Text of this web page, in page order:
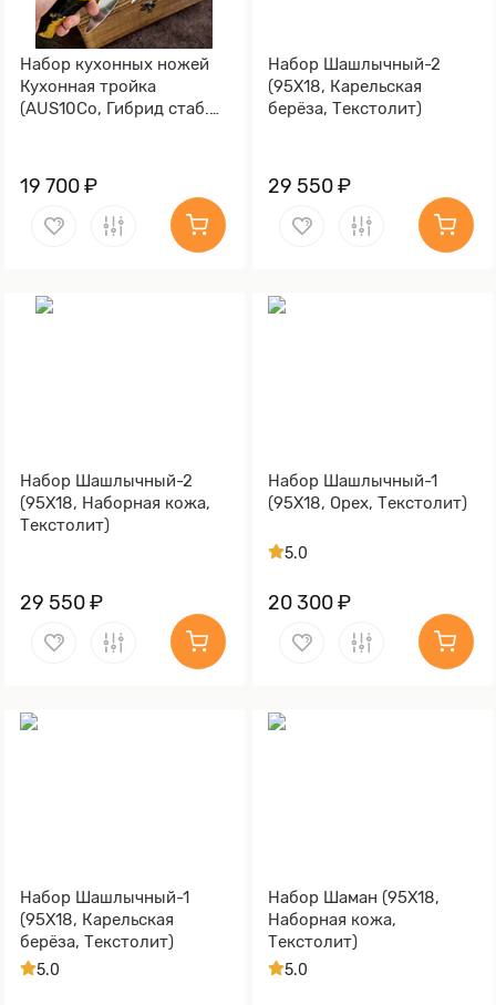
Набор кухонных ножей
Кухонная тройка
(AUS10Co, Гибрид стаб.
19 700 ₽
Набор Шашлычный-2
(95Х18, Карельская
берёза, Текстолит)
29 550 ₽
Набор Шашлычный-2
(95Х18, Наборная кожа,
Текстолит)
29 550 ₽
Набор Шашлычный-1
(95Х18, Орех, Текстолит)
5.0
20 300 ₽
Набор Шашлычный-1
(95Х18, Карельская
берёза, Текстолит)
5.0
Набор Шаман (95Х18,
Наборная кожа,
Текстолит)
5.0